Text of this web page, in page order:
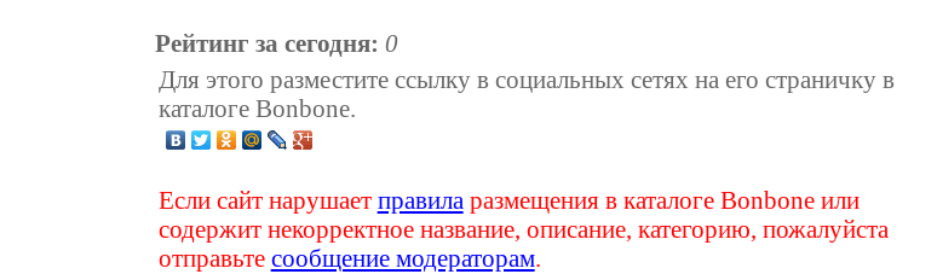
Рейтинг за сегодня: 0
Для этого разместите ссылку в социальных сетях на его страничку в
каталоге Bonbone.
Если сайт нарушает правила размещения в каталоге Bonbone или
содержит некорректное название, описание, категорию, пожалуйста
отправьте сообщение модераторам.